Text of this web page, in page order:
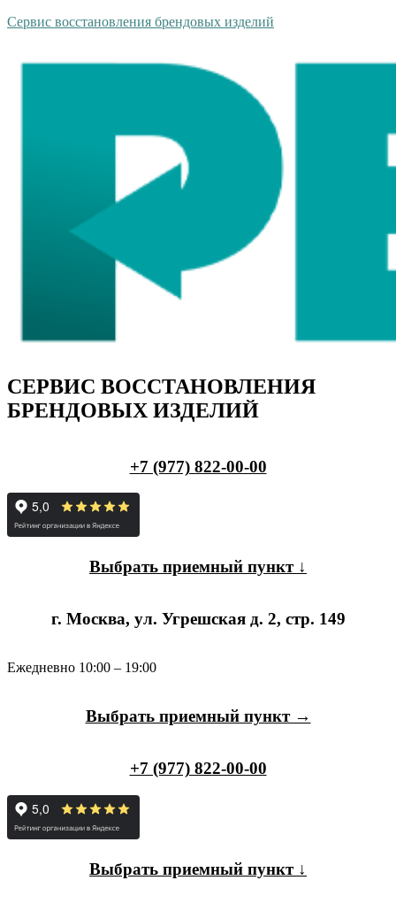
Сервис восстановления брендовых изделий
СЕРВИС ВОССТАНОВЛЕНИЯ
БРЕНДОВЫХ ИЗДЕЛИЙ
+7 (977) 822-00-00
Выбрать приемный пункт ↓
г. Москва, ул. Угрешская д. 2, стр. 149
Ежедневно 10:00 – 19:00
Выбрать приемный пункт →
+7 (977) 822-00-00
Выбрать приемный пункт ↓